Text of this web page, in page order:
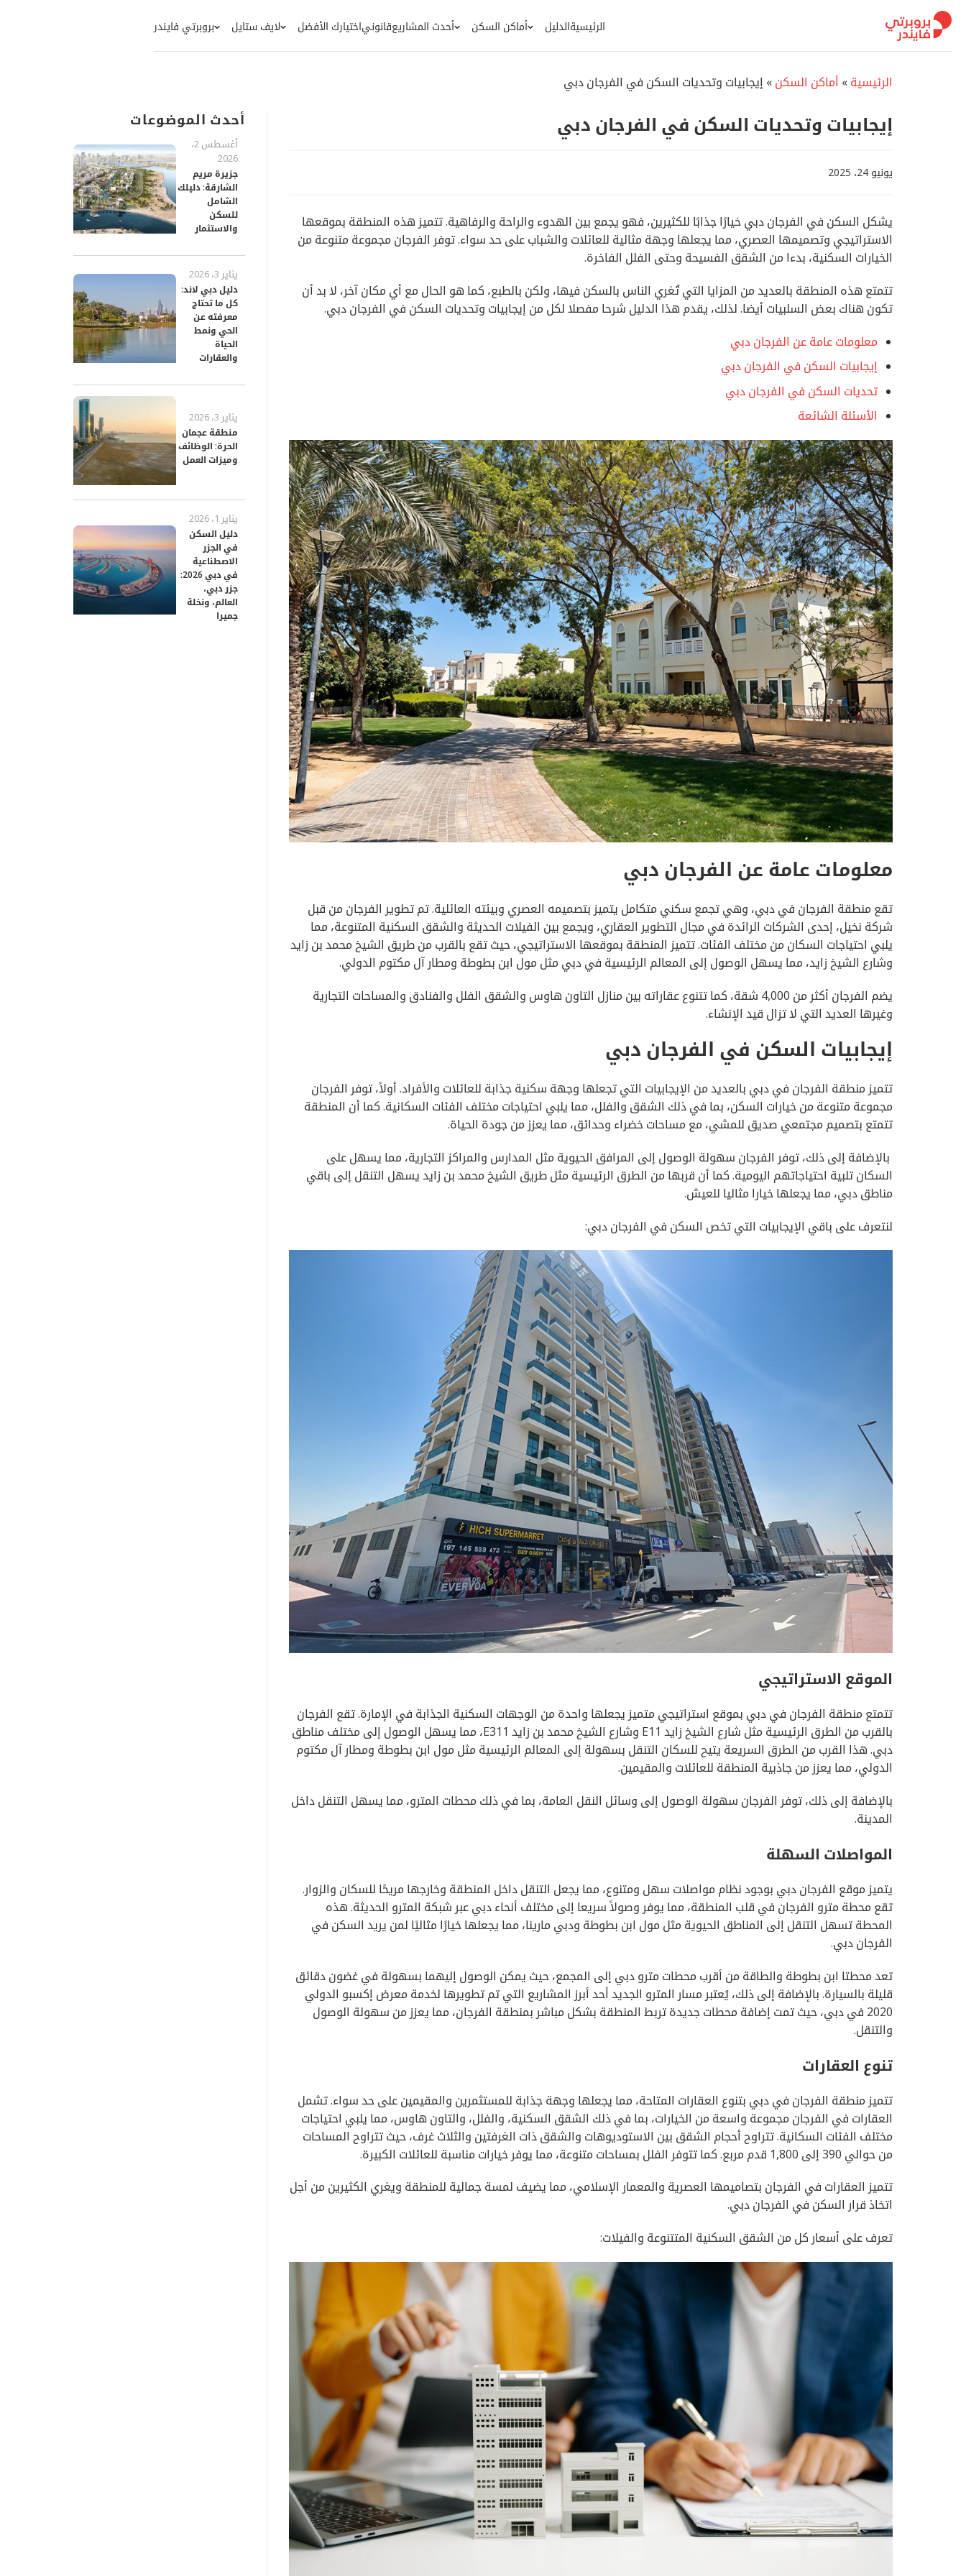
تخطي
للمحتوى
الرئيسيةالدليل أماكن السكن أحدث المشاريعقانونياختيارك الأفضل لايف ستايل بروبرتي فايندر
الرئيسية » أماكن السكن » إيجابيات وتحديات السكن في الفرجان دبي
إيجابيات وتحديات السكن في الفرجان دبي
يونيو 24، 2025
يشكل السكن في الفرجان دبي خيارًا جذابًا للكثيرين، فهو يجمع بين الهدوء والراحة والرفاهية. تتميز هذه المنطقة بموقعها
الاستراتيجي وتصميمها العصري، مما يجعلها وجهة مثالية للعائلات والشباب على حد سواء. توفر الفرجان مجموعة متنوعة من
الخيارات السكنية، بدءا من الشقق الفسيحة وحتى الفلل الفاخرة.
تتمتع هذه المنطقة بالعديد من المزايا التي تُغري الناس بالسكن فيها، ولكن بالطبع، كما هو الحال مع أي مكان آخر، لا بد أن
تكون هناك بعض السلبيات أيضا. لذلك، يقدم هذا الدليل شرحا مفصلا لكل من إيجابيات وتحديات السكن في الفرجان دبي.
معلومات عامة عن الفرجان دبي
إيجابيات السكن في الفرجان دبي
تحديات السكن في الفرجان دبي
الأسئلة الشائعة
معلومات عامة عن الفرجان دبي
تقع منطقة الفرجان في دبي، وهي تجمع سكني متكامل يتميز بتصميمه العصري وبيئته العائلية. تم تطوير الفرجان من قبل
شركة نخيل، إحدى الشركات الرائدة في مجال التطوير العقاري، ويجمع بين الفيلات الحديثة والشقق السكنية المتنوعة، مما
يلبي احتياجات السكان من مختلف الفئات. تتميز المنطقة بموقعها الاستراتيجي، حيث تقع بالقرب من طريق الشيخ محمد بن زايد
وشارع الشيخ زايد، مما يسهل الوصول إلى المعالم الرئيسية في دبي مثل مول ابن بطوطة ومطار آل مكتوم الدولي.
يضم الفرجان أكثر من 4,000 شقة، كما تتنوع عقاراته بين منازل التاون هاوس والشقق الفلل والفنادق والمساحات التجارية
وغيرها العديد التي لا تزال قيد الإنشاء.
إيجابيات السكن في الفرجان دبي
تتميز منطقة الفرجان في دبي بالعديد من الإيجابيات التي تجعلها وجهة سكنية جذابة للعائلات والأفراد. أولاً، توفر الفرجان
مجموعة متنوعة من خيارات السكن، بما في ذلك الشقق والفلل، مما يلبي احتياجات مختلف الفئات السكانية. كما أن المنطقة
تتمتع بتصميم مجتمعي صديق للمشي، مع مساحات خضراء وحدائق، مما يعزز من جودة الحياة.
بالإضافة إلى ذلك، توفر الفرجان سهولة الوصول إلى المرافق الحيوية مثل المدارس والمراكز التجارية، مما يسهل على
السكان تلبية احتياجاتهم اليومية. كما أن قربها من الطرق الرئيسية مثل طريق الشيخ محمد بن زايد يسهل التنقل إلى باقي
مناطق دبي، مما يجعلها خيارا مثاليا للعيش.
لنتعرف على باقي الإيجابيات التي تخص السكن في الفرجان دبي:
الموقع الاستراتيجي
تتمتع منطقة الفرجان في دبي بموقع استراتيجي متميز يجعلها واحدة من الوجهات السكنية الجذابة في الإمارة. تقع الفرجان
بالقرب من الطرق الرئيسية مثل شارع الشيخ زايد E11 وشارع الشيخ محمد بن زايد E311، مما يسهل الوصول إلى مختلف مناطق
دبي. هذا القرب من الطرق السريعة يتيح للسكان التنقل بسهولة إلى المعالم الرئيسية مثل مول ابن بطوطة ومطار آل مكتوم
الدولي، مما يعزز من جاذبية المنطقة للعائلات والمقيمين.
بالإضافة إلى ذلك، توفر الفرجان سهولة الوصول إلى وسائل النقل العامة، بما في ذلك محطات المترو، مما يسهل التنقل داخل
المدينة.
المواصلات السهلة
يتميز موقع الفرجان دبي بوجود نظام مواصلات سهل ومتنوع، مما يجعل التنقل داخل المنطقة وخارجها مريحًا للسكان والزوار.
تقع محطة مترو الفرجان في قلب المنطقة، مما يوفر وصولاً سريعا إلى مختلف أنحاء دبي عبر شبكة المترو الحديثة. هذه
المحطة تسهل التنقل إلى المناطق الحيوية مثل مول ابن بطوطة ودبي مارينا، مما يجعلها خيارًا مثاليًا لمن يريد السكن في
الفرجان دبي.
تعد محطتا ابن بطوطة والطاقة من أقرب محطات مترو دبي إلى المجمع، حيث يمكن الوصول إليهما بسهولة في غضون دقائق
قليلة بالسيارة. بالإضافة إلى ذلك، يُعتبر مسار المترو الجديد أحد أبرز المشاريع التي تم تطويرها لخدمة معرض إكسبو الدولي
2020 في دبي، حيث تمت إضافة محطات جديدة تربط المنطقة بشكل مباشر بمنطقة الفرجان، مما يعزز من سهولة الوصول
والتنقل.
تنوع العقارات
تتميز منطقة الفرجان في دبي بتنوع العقارات المتاحة، مما يجعلها وجهة جذابة للمستثمرين والمقيمين على حد سواء. تشمل
العقارات في الفرجان مجموعة واسعة من الخيارات، بما في ذلك الشقق السكنية، والفلل، والتاون هاوس، مما يلبي احتياجات
مختلف الفئات السكانية. تتراوح أحجام الشقق بين الاستوديوهات والشقق ذات الغرفتين والثلاث غرف، حيث تتراوح المساحات
من حوالي 390 إلى 1,800 قدم مربع. كما تتوفر الفلل بمساحات متنوعة، مما يوفر خيارات مناسبة للعائلات الكبيرة.
تتميز العقارات في الفرجان بتصاميمها العصرية والمعمار الإسلامي، مما يضيف لمسة جمالية للمنطقة ويغري الكثيرين من أجل
اتخاذ قرار السكن في الفرجان دبي.
تعرف على أسعار كل من الشقق السكنية المتتنوعة والفيلات:
أحدث الموضوعات
جزيرة مريم
الشارقة: دليلك
الشامل
للسكن
والاستثمار
أغسطس 2،
2026
دليل دبي لاند:
كل ما تحتاج
معرفته عن
الحي ونمط
الحياة
والعقارات
يناير 3، 2026
منطقة عجمان
الحرة: الوظائف
وميزات العمل
يناير 3، 2026
دليل السكن
في الجزر
الاصطناعية
في دبي 2026:
جزر دبي،
العالم، ونخلة
جميرا
يناير 1، 2026